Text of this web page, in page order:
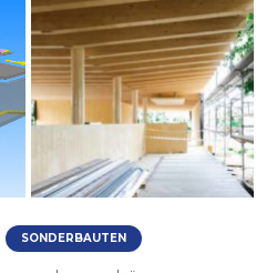
SONDERBAUTEN